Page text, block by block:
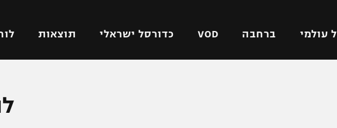
עולמי ברחבה VOD כדורסל ישראלי תוצאות
כדורסל